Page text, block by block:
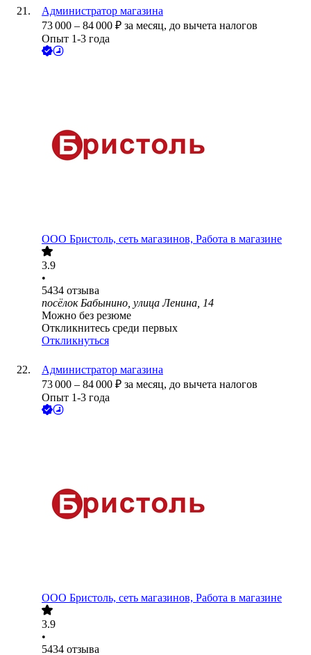
Администратор магазина
73 000 – 84 000 ₽ за месяц, до вычета налогов
Опыт 1-3 года
ООО Бристоль, сеть магазинов, Работа в магазине
3.9
•
5434 отзыва
посёлок Бабынино, улица Ленина, 14
Можно без резюме
Откликнитесь среди первых
Откликнуться
Администратор магазина
73 000 – 84 000 ₽ за месяц, до вычета налогов
Опыт 1-3 года
ООО Бристоль, сеть магазинов, Работа в магазине
3.9
•
5434 отзыва